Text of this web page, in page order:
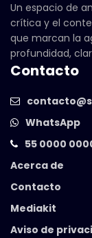
Un espacio de
crítica y el
que marcan la
profundidad,
Contacto
WhatsApp
55 0000
Acerca de
Contacto
Mediakit
Aviso de